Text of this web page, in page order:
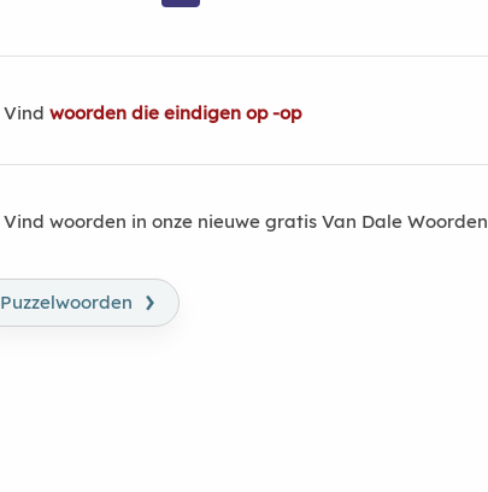
Vind woorden die eindigen op -op
Vind woorden in onze nieuwe gratis Van Dale
Puzzelwoorden ›